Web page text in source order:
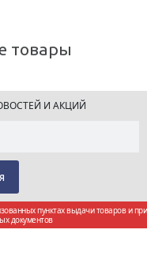
товары
И АКЦИЙ
пунктах выдачи товаров и при
документов